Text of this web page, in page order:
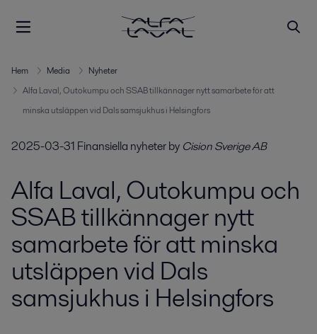
Hem Media
Nyheter
Alfa Laval, Outokumpu och SSAB tillkännager nytt samarbete för att
minska utsläppen vid Dals samsjukhus i Helsingfors
2025-03-31 Finansiella nyheterby Cision Sverige AB
Alfa Laval, Outokumpu och
SSAB tillkännager nytt
samarbete för att minska
utsläppen vid Dals
samsjukhus i Helsingfors